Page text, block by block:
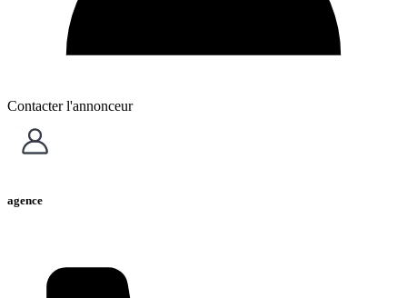
Contacter l'annonceur
agence